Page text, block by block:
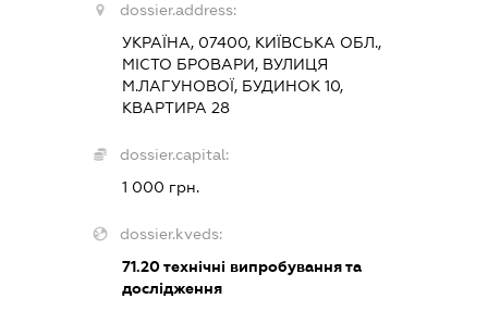
dossier.address:
УКРАЇНА, 07400, КИЇВСЬКА ОБЛ.,
МІСТО БРОВАРИ, ВУЛИЦЯ
М.ЛАГУНОВОЇ, БУДИНОК 10,
КВАРТИРА 28
dossier.capital:
1 000 грн.
dossier.kveds:
71.20технічні випробування та
дослідження